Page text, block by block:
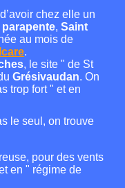
chez elle un
parapente, Saint
au mois de
.
, le site " de St
Grésivaudan. On
trop fort " et en
le seul, on trouve
pour des vents
en " régime de